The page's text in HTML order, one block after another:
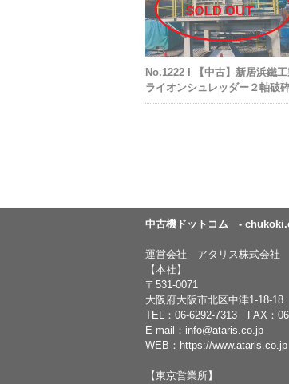
No.1222 I 【中古】新居浜鐵
ライオンシュレッダー２軸破
中古機ドットコム -
運営会社 アタリス株式会社
【本社】
〒531-0071
大阪府大阪市北区中津1-18-
TEL： 06-6292-7313 FAX：
E-mail： info@ataris.co.jp
WEB： https://www.ataris.co.jp
【東京営業所】